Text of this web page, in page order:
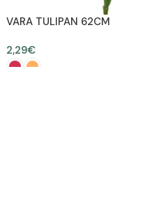
VARA TULIPAN 62CM
2,29€